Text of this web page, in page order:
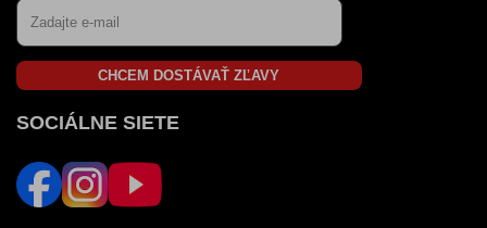
CHCEM DOSTÁVAŤ ZĽAVY
SOCIÁLNE SIETE